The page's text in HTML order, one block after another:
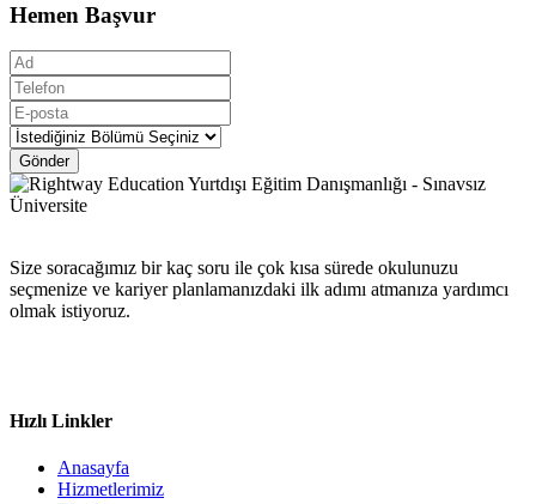
Hemen Başvur
Gönder
Size soracağımız bir kaç soru ile çok kısa sürede okulunuzu
seçmenize ve kariyer planlamanızdaki ilk adımı atmanıza yardımcı
olmak istiyoruz.
Hızlı Linkler
Anasayfa
Hizmetlerimiz